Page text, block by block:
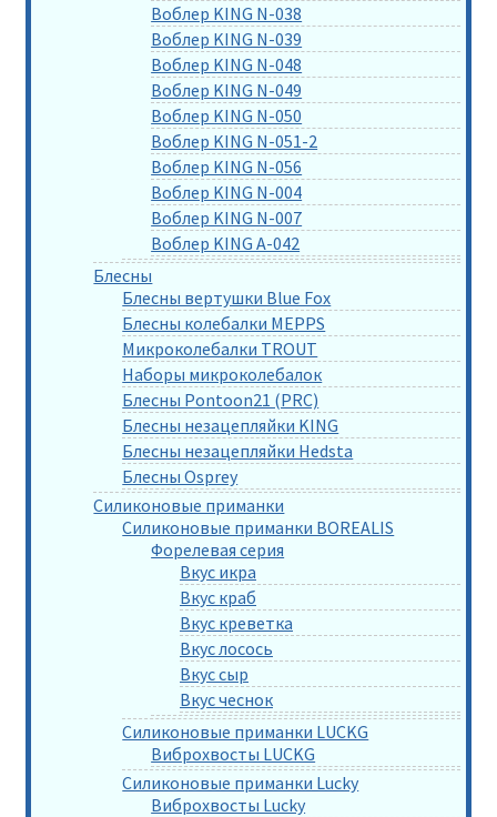
Воблер KING N-038
Воблер KING N-039
Воблер KING N-048
Воблер KING N-049
Воблер KING N-050
Воблер KING N-051-2
Воблер KING N-056
Воблер KING N-004
Воблер KING N-007
Воблер KING A-042
Блесны
Блесны вертушки Blue Fox
Блесны колебалки MEPPS
Микроколебалки TROUT
Наборы микроколебалок
Блесны Pontoon21 (PRC)
Блесны незацепляйки KING
Блесны незацепляйки Hedsta
Блесны Osprey
Силиконовые приманки
Силиконовые приманки BOREALIS
Форелевая серия
Вкус икра
Вкус краб
Вкус креветка
Вкус лосось
Вкус сыр
Вкус чеснок
Силиконовые приманки LUCKG
Виброхвосты LUCKG
Силиконовые приманки Lucky
Виброхвосты Lucky